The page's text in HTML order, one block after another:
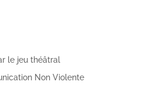
le jeu théâtral
Non Violente